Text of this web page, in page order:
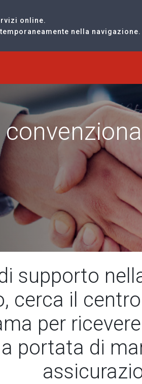
online.
nella navigazione.
supporto
cerca il
per
portata di